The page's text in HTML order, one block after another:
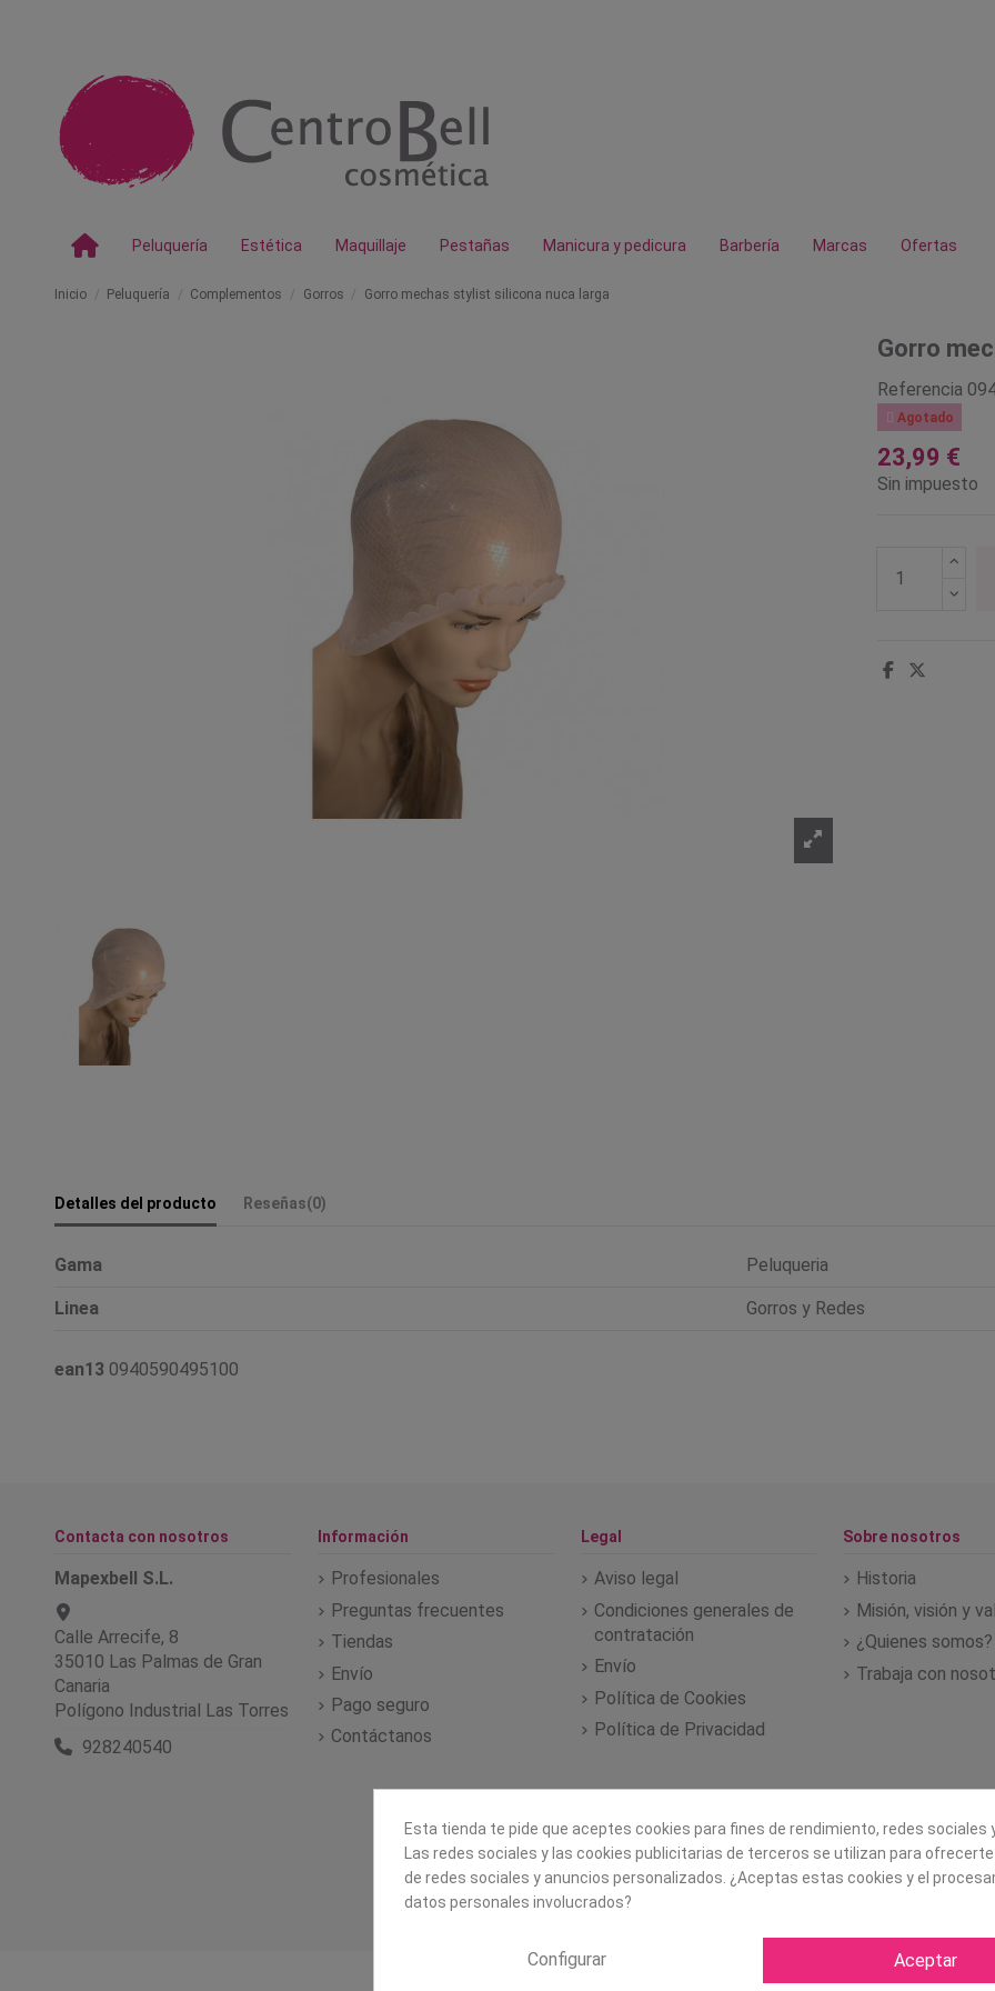
Peluquería Estética Maquillaje Pestañas Manicura y pedicura Barbería Marcas Ofertas
Inicio Peluquería Complementos Gorros Gorro mechas stylist silicona nuca larga
Gorro
Referencia
Agotado
23,99 €
Sin impuesto
Detalles del producto Reseñas(0)
Gama Peluqueria
Linea Gorros y Redes
ean13 0940590495100
Contacta con nosotros
Mapexbell S.L.
Calle Arrecife, 8
35010 Las Palmas de Gran
Canaria
Polígono Industrial Las Torres
928240540
Información
Profesionales
Preguntas frecuentes
Tiendas
Envío
Pago seguro
Contáctanos
Legal
Aviso legal
Condiciones generales de
contratación
Envío
Política de Cookies
Política de Privacidad
Sobre nosotros
Historia
Misión, visión y
¿Quienes somos?
Trabaja con
Esta tienda te pide que aceptes cookies para fines de rendimiento, redes sociales
Las redes sociales y las cookies publicitarias de terceros se utilizan para
de redes sociales y anuncios personalizados. ¿Aceptas estas cookies y el
datos personales involucrados?
Configurar Aceptar